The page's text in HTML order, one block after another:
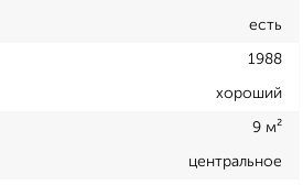
есть
1988
хороший
9 м²
центральное